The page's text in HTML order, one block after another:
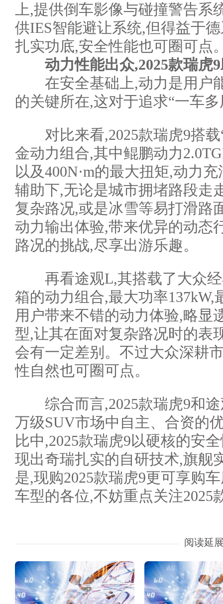
上,提供倒车影像与碰撞警告系
供IES智能避让系统,但得益于
扎实功底,安全性能也可圈可点
动力性能出众,2025款瑞虎9
在安全基础上,动力是用户
的关键所在,这对于追求“一车
对比来看,2025款瑞虎9搭载
金动力组合,其中鲲鹏动力
以及400N·m的最大扭矩,动力
辅助下,无论是城市拥堵路段走
复杂路况,或是冰雪等易打滑路
动力输出体验,带来优异的动态
路况的挑战,尽享出游乐趣。
再看途观L,其搭载了大众经
箱的动力组合,最大功率137kW,
用户带来不错的动力体验,略显
型,让其在面对复杂路况时的表
会有一定差别。不过大众深耕
性自然也可圈可点。
综合而言,2025款瑞虎9和途
万级SUV市场中自主、合资的
比中,2025款瑞虎9以硬核的安
现出奇瑞扎实的自研技术,旗舰
是,现购2025款瑞虎9更可享购
车型的各位,不妨重点关注2025
阅读延